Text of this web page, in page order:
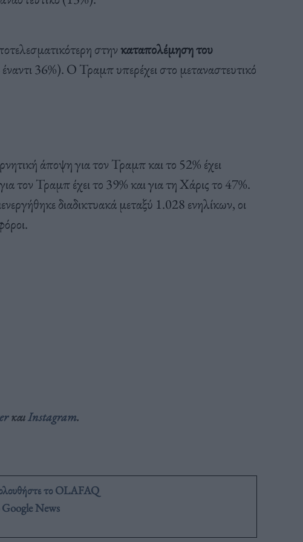
στηνκαταπολέμηση του
36%). Ο Τραμπ υπερέχει στο μεταναστευτικό
άποψη για τον Τραμπ και το 52% έχει
τον Τραμπ έχει το 39% και για τη Χάρις το 47%.
διαδικτυακά μεταξύ 1.028 ενηλίκων, οι
καιInstagram.
το OLAFAQ
Google News